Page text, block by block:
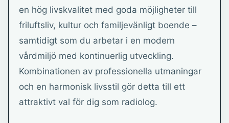
en hög livskvalitet med goda möjligheter till
friluftsliv, kultur och familjevänligt boende –
samtidigt som du arbetar i en modern
vårdmiljö med kontinuerlig utveckling.
Kombinationen av professionella utmaningar
och en harmonisk livsstil gör detta till ett
attraktivt val för dig som radiolog.